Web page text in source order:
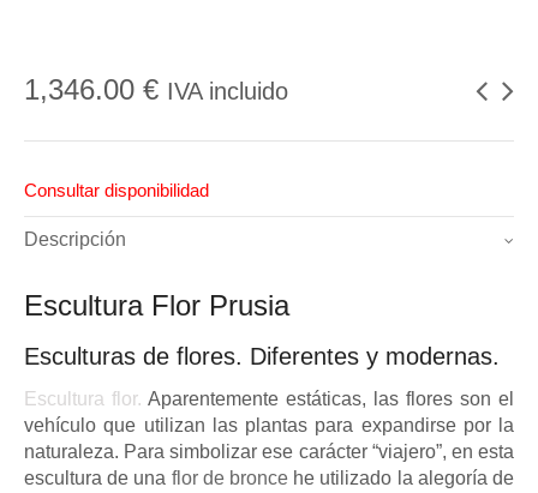
1,346.00 € IVA incluido
Consultar disponibilidad
Descripción
Escultura Flor Prusia
Esculturas de flores. Diferentes y modernas.
Escultura flor. Aparentemente estáticas, las flores son el
vehículo que utilizan las plantas para expandirse por la
naturaleza. Para simbolizar ese carácter “viajero”, en esta
escultura de una flor de bronce he utilizado la alegoría de